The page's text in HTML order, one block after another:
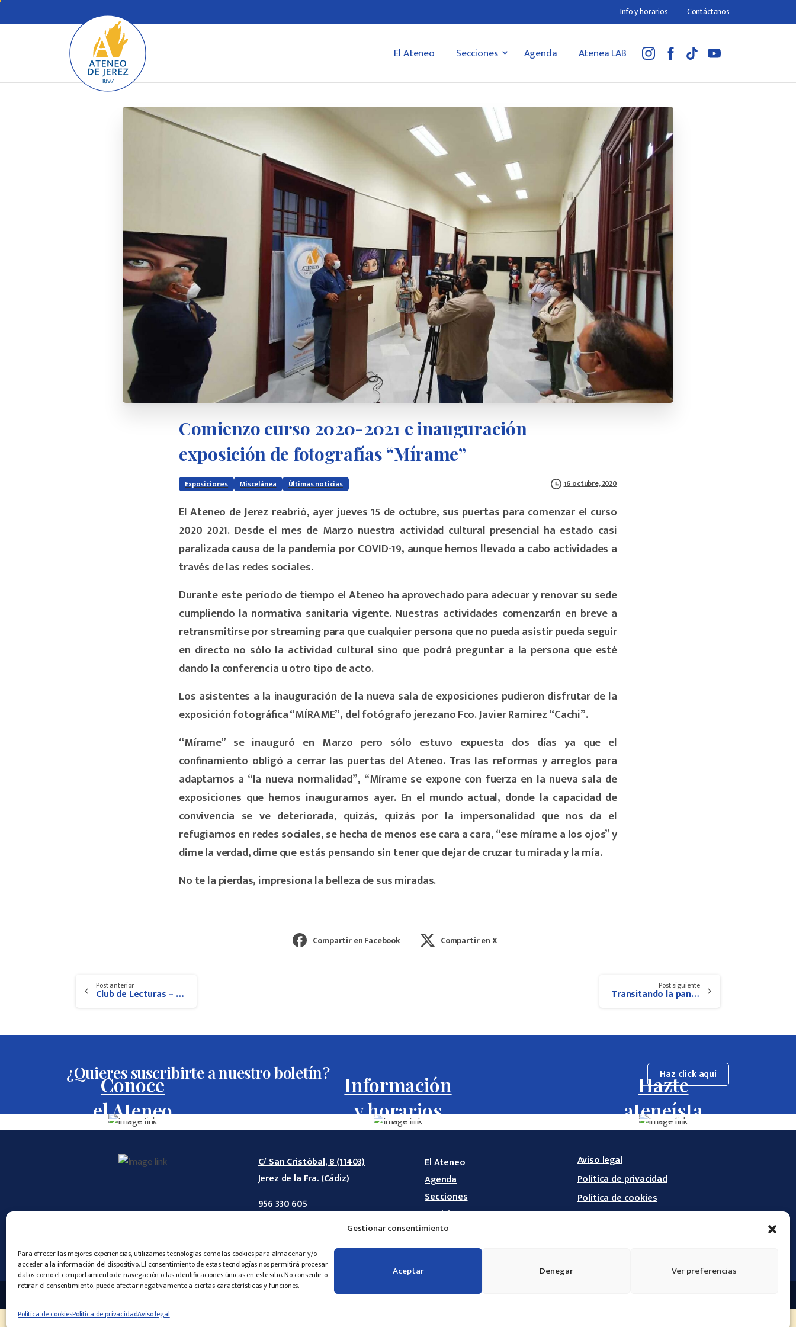
Gestionar consentimiento
Para ofrecer las mejores experiencias, utilizamos tecnologías como las cookies para almacenar y/o
acceder a la información del dispositivo. El consentimiento de estas tecnologías nos permitirá procesar
datos como el comportamiento de navegación o las identificaciones únicas en este sitio. No consentir o
retirar el consentimiento, puede afectar negativamente a ciertas características y funciones.
Aceptar Denegar Ver preferencias
Política de cookiesPolítica de privacidadAviso legal
Info y horarios Contáctanos
El Ateneo Secciones Agenda Atenea LAB
Comienzo curso 2020-2021 einauguración
exposición de fotografías “Mírame”
Exposiciones Miscelánea Últimas noticias 16 octubre, 2020
El Ateneo de Jerez reabrió, ayer jueves 15 de octubre, sus puertas para comenzar el curso
2020 2021. Desde el mes de Marzo nuestra actividad cultural presencial ha estado casi
paralizada causa de la pandemia por COVID-19, aunque hemos llevado a cabo actividades a
través de las redes sociales.
Durante este período de tiempo el Ateneo ha aprovechado para adecuar y renovar su sede
cumpliendo la normativa sanitaria vigente. Nuestras actividades comenzarán en breve a
retransmitirse por streaming para que cualquier persona que no pueda asistir pueda seguir
en directo no sólo la actividad cultural sino que podrá preguntar a la persona que esté
dando la conferencia u otro tipo de acto.
Los asistentes a la inauguración de la nueva sala de exposiciones pudieron disfrutar de la
exposición fotográfica “MÍRAME”, del fotógrafo jerezano Fco. Javier Ramirez “Cachi”.
“Mírame” se inauguró en Marzo pero sólo estuvo expuesta dos días ya que el
confinamiento obligó a cerrar las puertas del Ateneo. Tras las reformas y arreglos para
adaptarnos a “la nueva normalidad”, “Mírame se expone con fuerza en la nueva sala de
exposiciones que hemos inauguramos ayer. En el mundo actual, donde la capacidad de
convivencia se ve deteriorada, quizás, quizás por la impersonalidad que nos da el
refugiarnos en redes sociales, se hecha de menos ese cara a cara, “ese mírame a los ojos” y
dime la verdad, dime que estás pensando sin tener que dejar de cruzar tu mirada y la mía.
No te la pierdas, impresiona la belleza de sus miradas.
Compartir en Facebook Compartir en X
Reading
Post anterior
Club de Lecturas – Libro “Los libros repentinos”
Post siguiente
Transitando la pandemia: experiencias singulares
¿Quieres suscribirte a nuestro boletín? Haz click aquí
Conoce
el Ateneo
Información
y horarios
Hazte
ateneísta
C/ San Cristóbal, 8 (11403)
Jerez de la Fra. (Cádiz)
956 330 605
info@ateneodejerez.es
El Ateneo
Agenda
Secciones
Noticias
Revistas
Hazte Ateneísta
Aviso legal
Política de privacidad
Política de cookies
Declaración de accesibilidad
© Ateneo de Jerez. Todos los derechos reservados. Web desarrollada por